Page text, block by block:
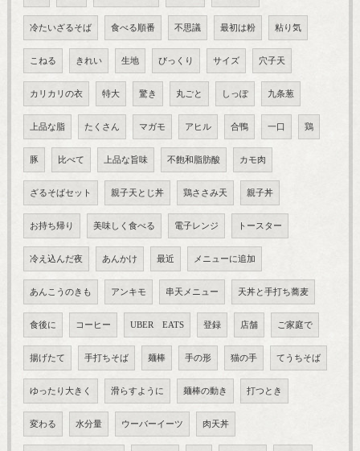
冷たいざるそば 食べる順番 不思議 最初は粉 粘り気
こねる きれい 生地 びっくり サイズ 穴子天
カリカリの衣 特大 驚き 丸ごと しっぽ 九条葱
上品な脂 たくさん マガモ アヒル 合鴨 一口 鶏
豚 比べて 上品な旨味 不飽和脂肪酸 カモ肉
ざるそばセット 親子天とじ丼 鶏ささみ天 親子丼
お持ち帰り 美味しく食べる 電子レンジ トースター
冷え込んだ夜 あんかけ 最近 メニューに追加
あんこうのきも アンキモ 串天メニュー 天丼と手打ち蕎麦
食後に コーヒー UBER EATS 登録 店舗 ご家庭で
揚げたて 手打ちそば 麺棒 手の形 猫の手 てうちそば
ゆったり大きく 滑らすように 麺棒の動き 打つとき
変わる 水分量 ウーバーイーツ 肉天丼